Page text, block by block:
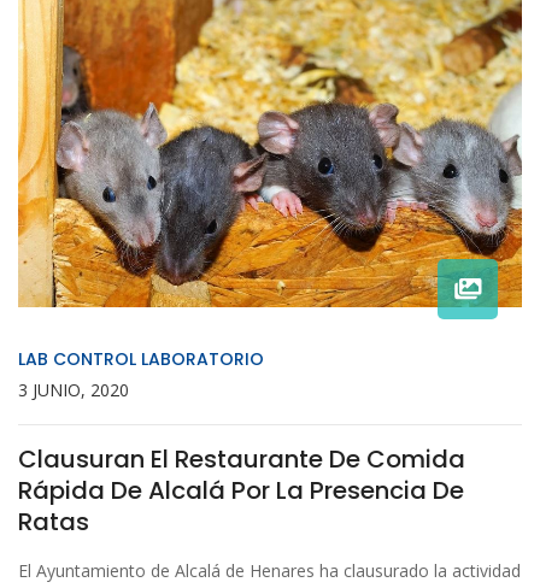
LAB CONTROL LABORATORIO
3 JUNIO, 2020
Clausuran El Restaurante De Comida
Rápida De Alcalá Por La Presencia De
Ratas
El Ayuntamiento de Alcalá de Henares ha clausurado la actividad